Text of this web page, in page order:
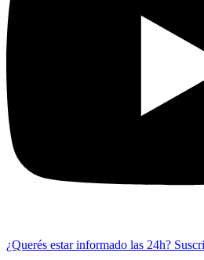
¿Querés estar informado las 24h?